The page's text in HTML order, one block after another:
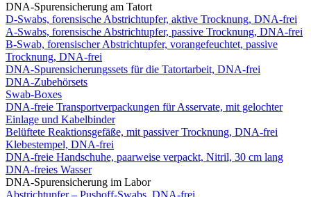
DNA-Spurensicherung am Tatort
D-Swabs, forensische Abstrichtupfer, aktive Trocknung, DNA-frei
A-Swabs, forensische Abstrichtupfer, passive Trocknung, DNA-frei
B-Swab, forensischer Abstrichtupfer, vorangefeuchtet, passive
Trocknung, DNA-frei
DNA-Spurensicherungssets für die Tatortarbeit, DNA-frei
DNA-Zubehörsets
Swab-Boxes
DNA-freie Transportverpackungen für Asservate, mit gelochter
Einlage und Kabelbinder
Belüftete Reaktionsgefäße, mit passiver Trocknung, DNA-frei
Klebestempel, DNA-frei
DNA-freie Handschuhe, paarweise verpackt, Nitril, 30 cm lang
DNA-freies Wasser
DNA-Spurensicherung im Labor